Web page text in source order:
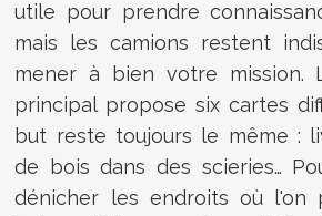
utile pour prendre
mais les camions restent
mener à bien votre mission.
principal propose six cartes
but reste toujours le même :
de bois dans des scieries…
dénicher les endroits où l'on